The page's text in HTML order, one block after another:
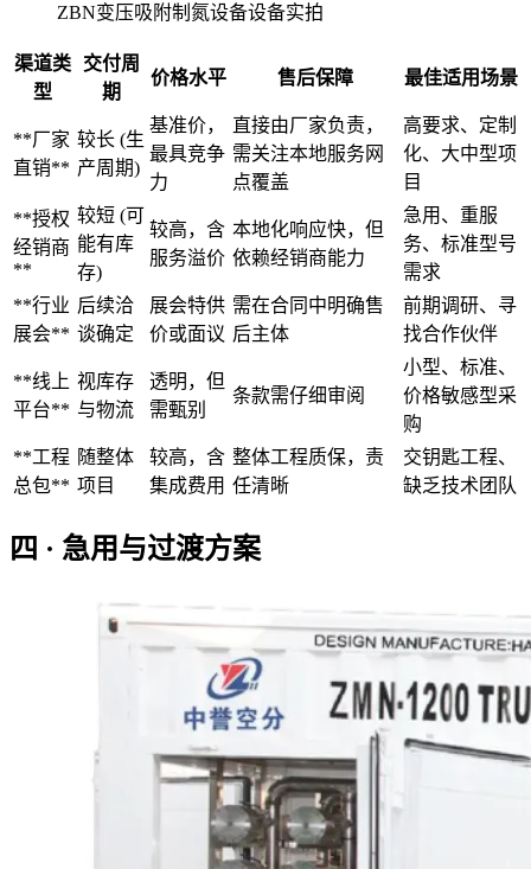
ZBN变压吸附制氮设备设备实拍
渠道类
型
交付周
期
价格水平 售后保障 最佳适用场景
**厂家
直销**
较长 (生
产周期)
基准价，
最具竞争
力
直接由厂家负责，
需关注本地服务网
点覆盖
高要求、定制
化、大中型项
目
**授权
经销商
**
较短 (可
能有库
存)
较高，含
服务溢价
本地化响应快，但
依赖经销商能力
急用、重服
务、标准型号
需求
**行业
展会**
后续洽
谈确定
展会特供
价或面议
需在合同中明确售
后主体
前期调研、寻
找合作伙伴
**线上
平台**
视库存
与物流
透明，但
需甄别
条款需仔细审阅
小型、标准、
价格敏感型采
购
**工程
总包**
随整体
项目
较高，含
集成费用
整体工程质保，责
任清晰
交钥匙工程、
缺乏技术团队
四 · 急用与过渡方案